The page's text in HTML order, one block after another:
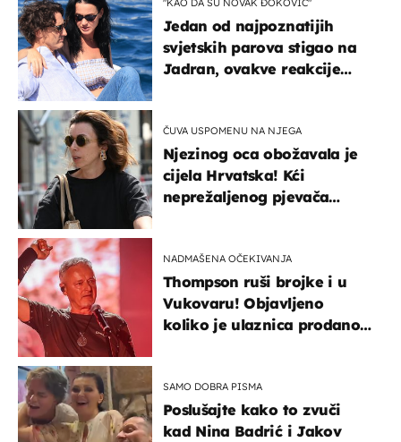
Jedan od najpoznatijih
svjetskih parova stigao na
Jadran, ovakve reakcije
ČUVA USPOMENU NA NJEGA
Njezinog oca obožavala je
cijela Hrvatska! Kći
neprežaljenog pjevača
NADMAŠENA OČEKIVANJA
Thompson ruši brojke i u
Vukovaru! Objavljeno
koliko je ulaznica prodano
SAMO DOBRA PISMA
Poslušajte kako to zvuči
kad Nina Badrić i Jakov